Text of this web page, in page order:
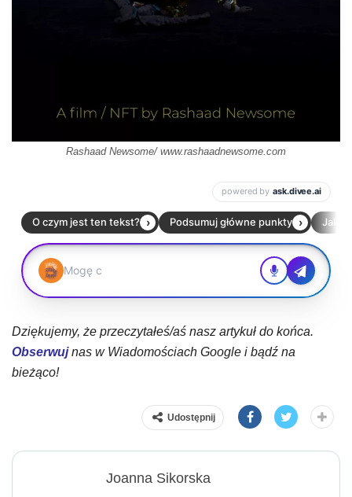
Rashaad Newsome/ www.rashaadnewsome.com
Dziękujemy, że przeczytałeś/aś nasz artykuł do końca.
Obserwujnas w Wiadomościach Google i bądź na
bieżąco!
Udostępnij
Joanna Sikorska